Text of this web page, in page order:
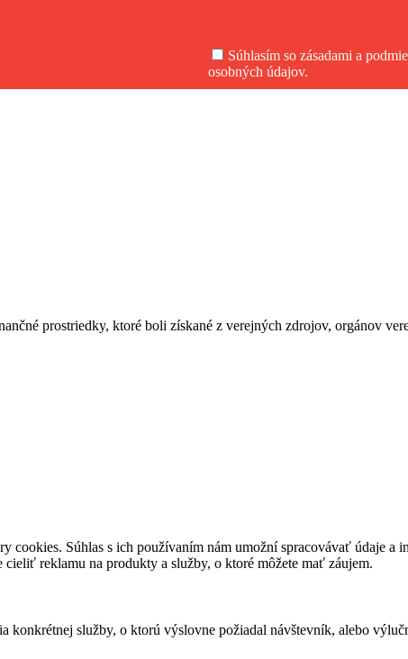
Súhlasím so zásadami a
osobných údajov.
prostriedky, ktoré boli získané z verejných zdrojov, orgánov
Súhlas s ich používaním nám umožní spracovávať údaje a
reklamu na produkty a služby, o ktoré môžete mať záujem.
služby, o ktorú výslovne požiadal návštevník, alebo